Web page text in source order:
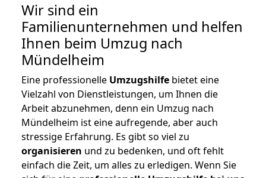
Wir sind ein
Familienunternehmen und helfen
Ihnen beim Umzug nach
Mündelheim
Eine professionelle Umzugshilfe bietet eine
Vielzahl von Dienstleistungen, um Ihnen die
Arbeit abzunehmen, denn ein Umzug nach
Mündelheim ist eine aufregende, aber auch
stressige Erfahrung. Es gibt so viel zu
organisieren und zu bedenken, und oft fehlt
einfach die Zeit, um alles zu erledigen. Wenn Sie